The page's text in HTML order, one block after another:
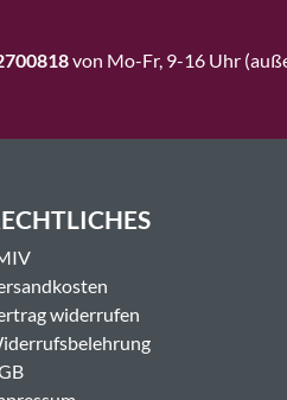
von Mo-Fr, 9-16 Uhr
widerrufen